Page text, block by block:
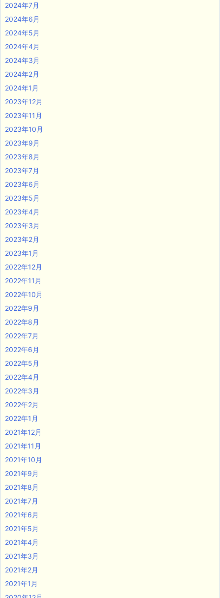
2024年7月
2024年6月
2024年5月
2024年4月
2024年3月
2024年2月
2024年1月
2023年12月
2023年11月
2023年10月
2023年9月
2023年8月
2023年7月
2023年6月
2023年5月
2023年4月
2023年3月
2023年2月
2023年1月
2022年12月
2022年11月
2022年10月
2022年9月
2022年8月
2022年7月
2022年6月
2022年5月
2022年4月
2022年3月
2022年2月
2022年1月
2021年12月
2021年11月
2021年10月
2021年9月
2021年8月
2021年7月
2021年6月
2021年5月
2021年4月
2021年3月
2021年2月
2021年1月